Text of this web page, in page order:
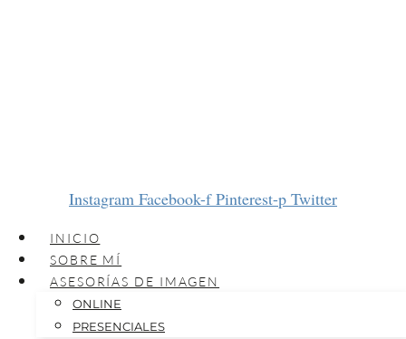
Instagram Facebook-f Pinterest-p Twitter
INICIO
SOBRE MÍ
ASESORÍAS DE IMAGEN
ONLINE
PRESENCIALES